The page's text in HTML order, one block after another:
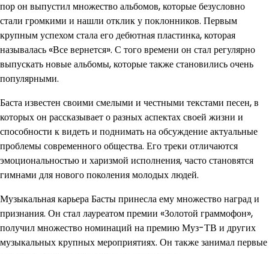
пор он выпустил множество альбомов, которые безусловно
стали громкими и нашли отклик у поклонников. Первым
крупным успехом стала его дебютная пластинка, которая
называлась «Все вернется». С того времени он стал регулярно
выпускать новые альбомы, которые также становились очень
популярными.
Баста известен своими смелыми и честными текстами песен, в
которых он рассказывает о разных аспектах своей жизни и
способности к видеть и поднимать на обсуждение актуальные
проблемы современного общества. Его треки отличаются
эмоциональностью и харизмой исполнения, часто становятся
гимнами для нового поколения молодых людей.
Музыкальная карьера Басты принесла ему множество наград и
признания. Он стал лауреатом премии «Золотой граммофон»,
получил множество номинаций на премию Муз-ТВ и других
музыкальных крупных мероприятиях. Он также занимал первые